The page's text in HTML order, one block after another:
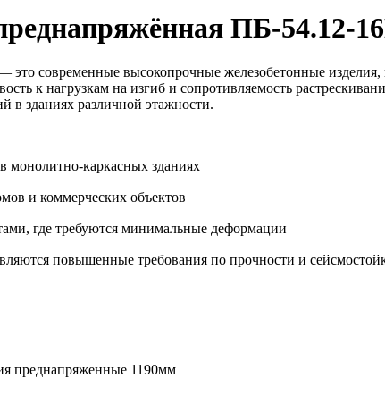
ПБ-54.12-
современные высокопрочные железобетонные
к нагрузкам на изгиб и сопротивляемость
в зданиях различной этажности.
монолитно-каркасных зданиях
и коммерческих объектов
где требуются минимальные деформации
повышенные требования по прочности и
преднапряженные 1190мм